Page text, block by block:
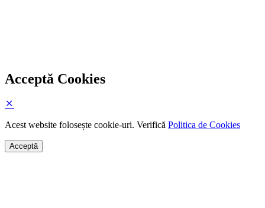
Acceptă Cookies
Acest website folosește cookie-uri. Verifică Politica de Cookies
Acceptă